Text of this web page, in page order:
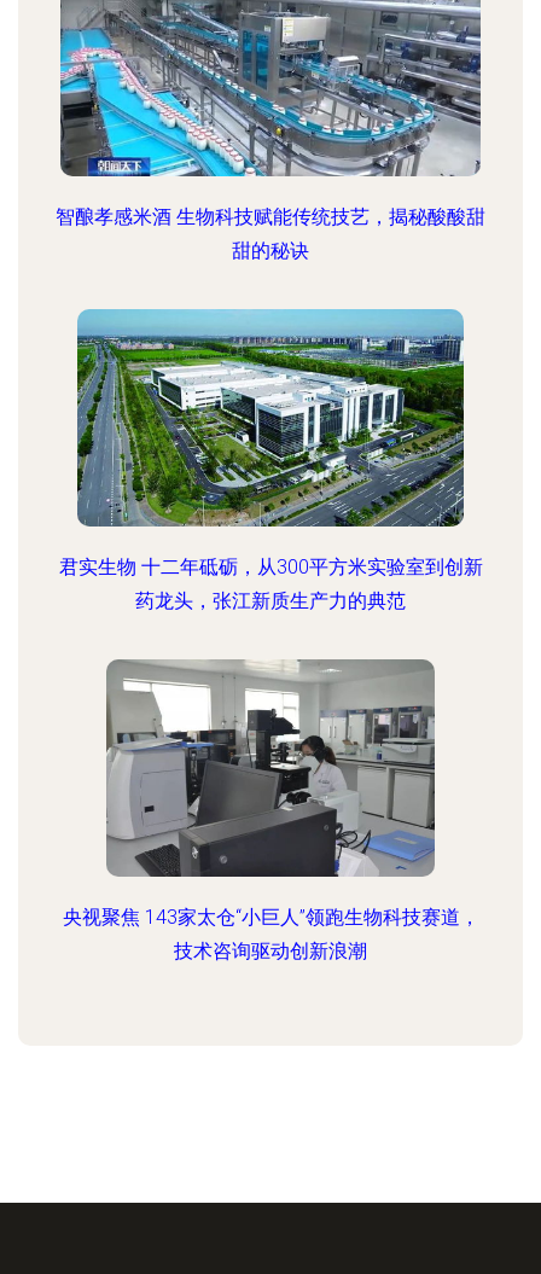
智酿孝感米酒 生物科技赋能传统技艺，揭秘酸酸甜
甜的秘诀
君实生物 十二年砥砺，从300平方米实验室到创新
药龙头，张江新质生产力的典范
央视聚焦 143家太仓“小巨人”领跑生物科技赛道，
技术咨询驱动创新浪潮